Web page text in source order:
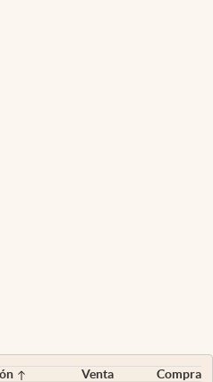
Venta
Compra